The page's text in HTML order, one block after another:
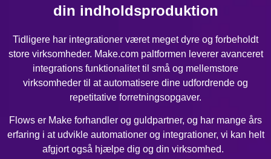
din indholdsproduktion
Tidligere har integrationer været meget dyre og forbeholdt
store virksomheder. Make.com paltformen leverer avanceret
integrations funktionalitet til små og mellemstore
virksomheder til at automatisere dine udfordrende og
repetitative forretningsopgaver.
Flows er Make forhandler og guldpartner, og har mange års
erfaring i at udvikle automationer og integrationer, vi kan helt
afgjort også hjælpe dig og din virksomhed.